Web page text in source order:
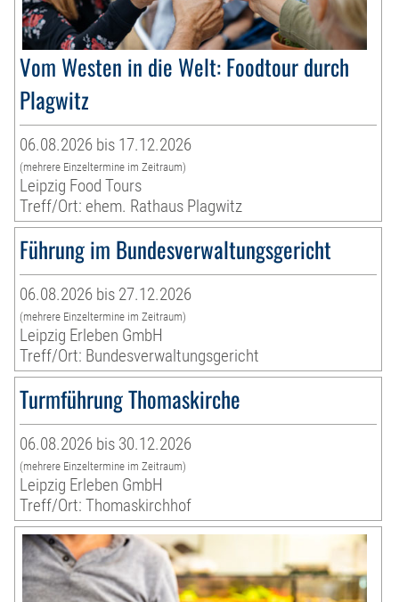
Vom Westen in die Welt: Foodtour durch
Plagwitz
06.08.2026 bis 17.12.2026
(mehrere Einzeltermine im Zeitraum)
Leipzig Food Tours
Treff/Ort: ehem. Rathaus Plagwitz
Führung im Bundesverwaltungsgericht
06.08.2026 bis 27.12.2026
(mehrere Einzeltermine im Zeitraum)
Leipzig Erleben GmbH
Treff/Ort: Bundesverwaltungsgericht
Turmführung Thomaskirche
06.08.2026 bis 30.12.2026
(mehrere Einzeltermine im Zeitraum)
Leipzig Erleben GmbH
Treff/Ort: Thomaskirchhof